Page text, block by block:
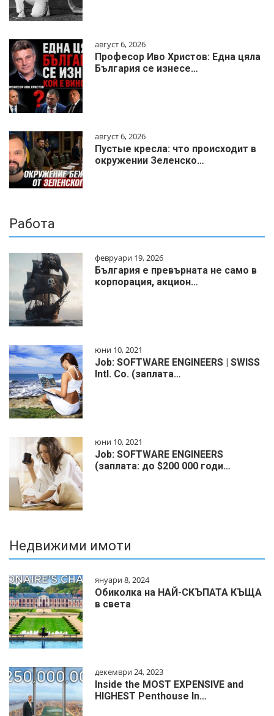
август 6, 2026
Професор Иво Христов: Една цяла
България се изнесе…
август 6, 2026
Пустые кресла: что происходит в
окружении Зеленско…
Работа
февруари 19, 2026
България е превърната не само в
корпорация, акцион…
юни 10, 2021
Job: SOFTWARE ENGINEERS | SWISS
Intl. Co. (заплата…
юни 10, 2021
Job: SOFTWARE ENGINEERS
(заплата: до $200 000 годи…
Недвижими имоти
януари 8, 2024
Обиколка на НАЙ-СКЪПАТА КЪЩА
в света
декември 24, 2023
Inside the MOST EXPENSIVE and
HIGHEST Penthouse In…